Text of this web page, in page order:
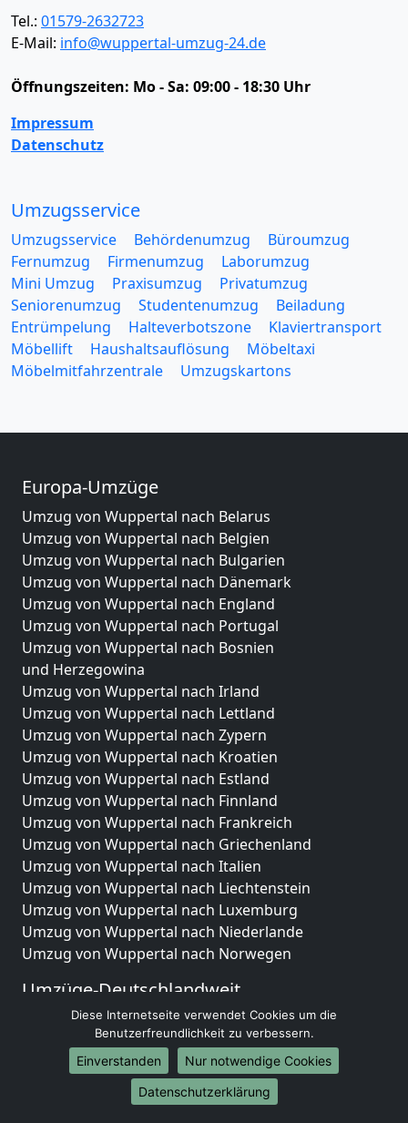
Tel.: 01579-2632723
E-Mail: info@wuppertal-umzug-24.de
Öffnungszeiten: Mo - Sa: 09:00 - 18:30 Uhr
Impressum
Datenschutz
Umzugsservice
Umzugsservice Behördenumzug
Büroumzug
Fernumzug
Firmenumzug
Laborumzug
Mini Umzug
Praxisumzug
Privatumzug
Seniorenumzug
Studentenumzug
Beiladung
Entrümpelung
Halteverbotszone
Klaviertransport
Möbellift
Haushaltsauflösung
Möbeltaxi
Möbelmitfahrzentrale
Umzugskartons
Europa-Umzüge
Umzug von Wuppertal nach Belarus
Umzug von Wuppertal nach Belgien
Umzug von Wuppertal nach Bulgarien
Umzug von Wuppertal nach Dänemark
Umzug von Wuppertal nach England
Umzug von Wuppertal nach Portugal
Umzug von Wuppertal nach Bosnien
und Herzegowina
Umzug von Wuppertal nach Irland
Umzug von Wuppertal nach Lettland
Umzug von Wuppertal nach Zypern
Umzug von Wuppertal nach Kroatien
Umzug von Wuppertal nach Estland
Umzug von Wuppertal nach Finnland
Umzug von Wuppertal nach Frankreich
Umzug von Wuppertal nach Griechenland
Umzug von Wuppertal nach Italien
Umzug von Wuppertal nach Liechtenstein
Umzug von Wuppertal nach Luxemburg
Umzug von Wuppertal nach Niederlande
Umzug von Wuppertal nach Norwegen
Umzüge-Deutschlandweit
Umzug von Wuppertal nach Berlin
Umzug von Wuppertal nach Hamburg
Umzug von Wuppertal nach München
Umzug von Wuppertal nach Köln
Umzug von Wuppertal nach Frankfurt am Main
Diese Internetseite verwendet Cookies um die
Benutzerfreundlichkeit zu verbessern.
Einverstanden
Nur notwendige Cookies
Datenschutzerklärung